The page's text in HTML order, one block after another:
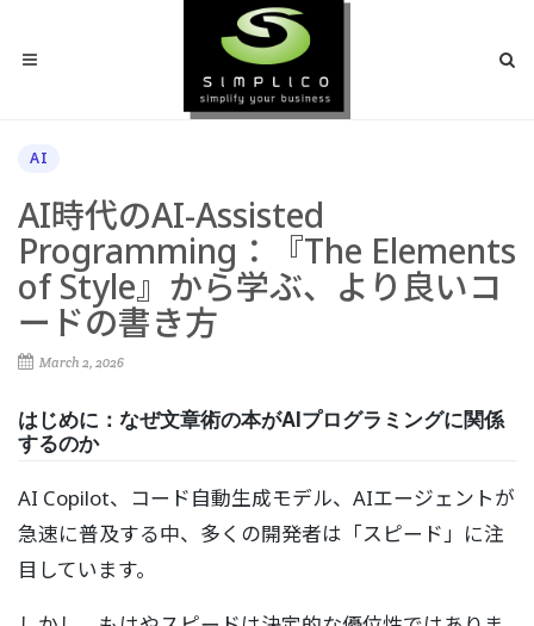
AI
AI時代のAI-Assisted
Programming：『The Elements
of Style』から学ぶ、より良いコ
ードの書き方
March 2, 2026
はじめに：なぜ文章術の本がAIプログラミングに関係
するのか
AI Copilot、コード自動生成モデル、AIエージェントが
急速に普及する中、多くの開発者は「スピード」に注
目しています。